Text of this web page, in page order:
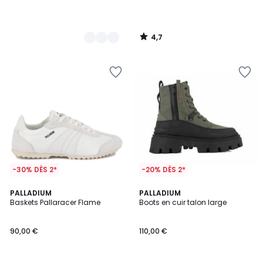
4,7
/
-30% DÈS 2*
PALLADIUM
Baskets Pallaracer Flame
90,00 €
3
Couleurs
-20% DÈS 2*
PALLADIUM
Boots en cuir talon large
110,00 €
3
/
2
Couleurs